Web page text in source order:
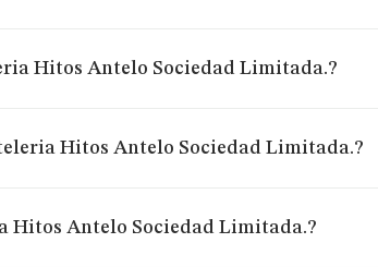
Hitos Antelo Sociedad Limitada.?
Hitos Antelo Sociedad Limitada.?
Hitos Antelo Sociedad Limitada.?